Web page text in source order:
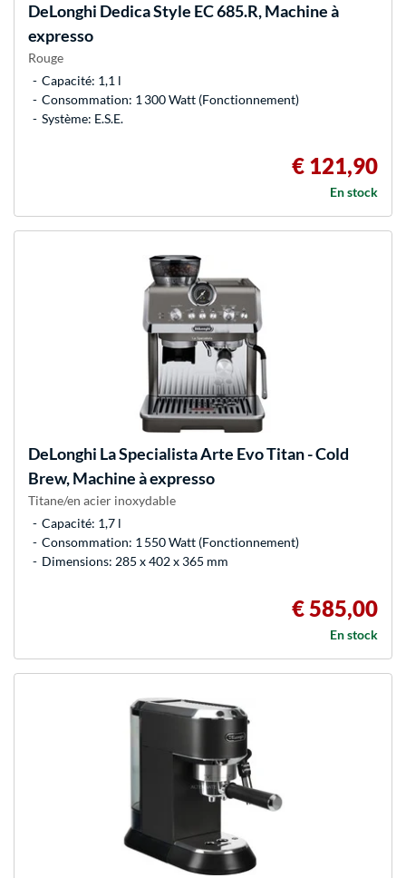
DeLonghi Dedica Style EC 685.R, Machine à
expresso
Rouge
Capacité: 1,1 l
Consommation: 1 300 Watt (Fonctionnement)
Système: E.S.E.
€ 121,90
En stock
DeLonghi La Specialista Arte Evo Titan - Cold
Brew, Machine à expresso
Titane/en acier inoxydable
Capacité: 1,7 l
Consommation: 1 550 Watt (Fonctionnement)
Dimensions: 285 x 402 x 365 mm
€ 585,00
En stock